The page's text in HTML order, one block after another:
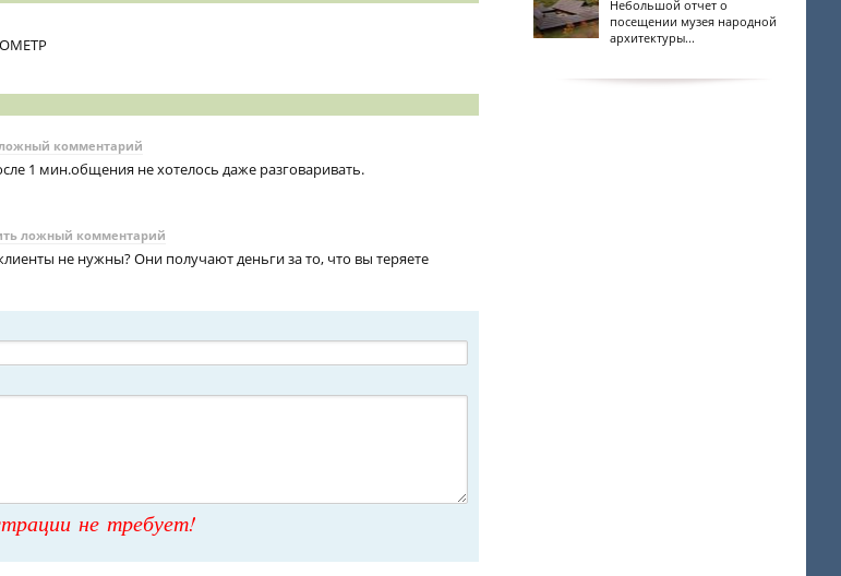
комментарий
1 мин.общения не хотелось даже разговаривать.
ложный комментарий
не нужны? Они получают деньги за то, что вы теряете
не требует!
Небольшой отчет о
посещении музея народной
архитектуры...